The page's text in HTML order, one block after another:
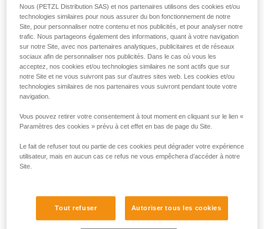
Avec ASAP, sans fonction de blocage, d’autres techniques
peuvent être utilisées :
Retenue de la corde par un équipier au sol
Lest en bout de corde
Connexion du bout de corde à un ancrage
Ces trois options doivent être étudiées dans le plan de
secours, dans tous les cas, une analyse des risques
spécifiques à la situation doit être réalisée.
Nous (PETZL Distribution SAS) et nos partenaires utilisons des cookies et/ou
technologies similaires pour nous assurer du bon fonctionnement de notre
Site, pour personnaliser notre contenu et nos publicités, et pour analyser notre
trafic. Nous partageons également des informations, quant à votre navigation
sur notre Site, avec nos partenaires analytiques, publicitaires et de réseaux
sociaux afin de personnaliser nos publicités. Dans le cas où vous les
acceptez, nos cookies et/ou technologies similaires ne sont actifs que sur
notre Site et ne vous suivront pas sur d’autres sites web. Les cookies et/ou
technologies similaires de nos partenaires vous suivront pendant toute votre
navigation.
Vous pouvez retirer votre consentement à tout moment en cliquant sur le lien «
Paramètres des cookies » prévu à cet effet en bas de page du Site.
Le fait de refuser tout ou partie de ces cookies peut dégrader votre expérience
utilisateur, mais en aucun cas ce refus ne vous empêchera d’accéder à notre
Site.
Tout refuser Autoriser tous les cookies